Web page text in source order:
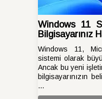
Windows 11
Bilgisayarınız
Windows 11,
sistemi olarak
Ancak bu yeni
bilgisayarınızın
...